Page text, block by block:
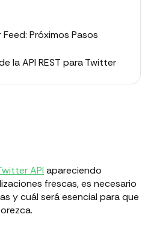
Próximos Pasos
la API REST para Twitter
API apareciendo
frescas, es necesario
y cuál será esencial para que